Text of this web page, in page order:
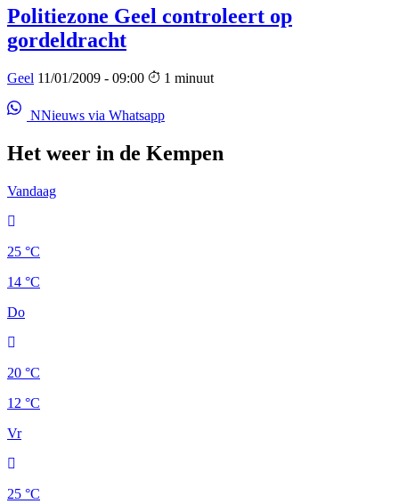
Politiezone Geel controleert op
gordeldracht
Geel 11/01/2009 - 09:00 1 minuut
NNieuws via Whatsapp
Het weer in de Kempen
Vandaag
25 °C
14 °C
Do
20 °C
12 °C
Vr
25 °C